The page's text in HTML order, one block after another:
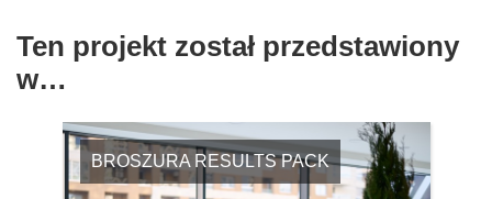
Ten projekt został przedstawiony
w…
BROSZURA RESULTS PACK